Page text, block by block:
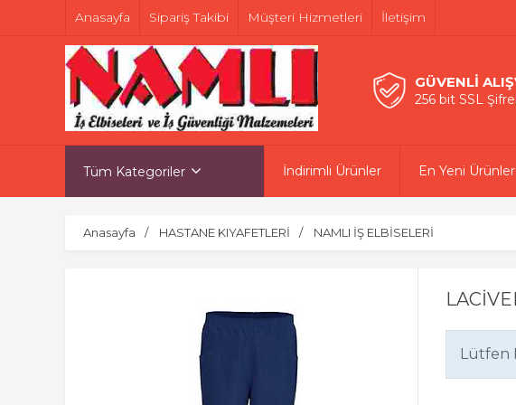
Anasayfa Sipariş Takibi Müşteri Hizmetleri İletişim
GÜVENLİ
256 bit SSL
Tüm Kategoriler İndirimli Ürünler En Yeni Ürünler
Anasayfa HASTANE KIYAFETLERİ NAMLI İŞ ELBİSELERİ
Lütfen